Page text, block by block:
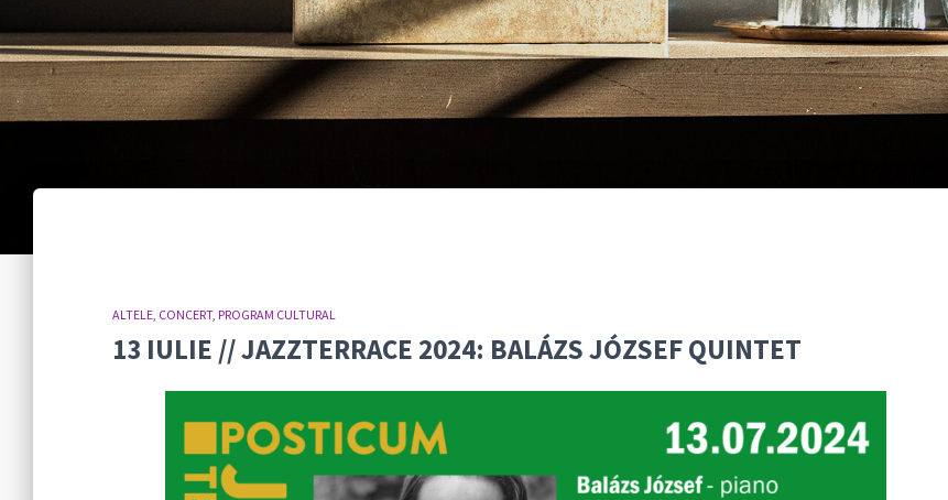
ALTELE CONCERT PROGRAM CULTURAL
13 IULIE // JAZZTERRACE 2024: BALÁZS JÓZSEF QUINTET